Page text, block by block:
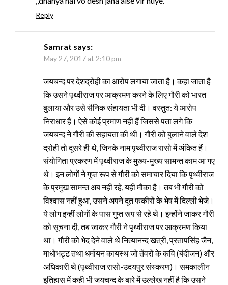
Reply
Samrat says:
May 27, 2017 at 2:10 pm
जयचन्द पर देशद्रोही का आरोप लगाया जाता है। कहा जाता है
कि उसने पृथ्वीराज पर आक्रमण करने के लिए गौरी को भारत
बुलाया और उसे सैनिक संहायता भी दी। वस्तुत: ये आरोप
निराधार हैं। ऐसे कोई प्रमाण नहीं हैं जिससे पता लगे कि
जयचन्द ने गौरी की सहायता की थी। गौरी को बुलाने वाले देश
द्रोही तो दूसरे ही थे, जिनके नाम पृथ्वीराज रासो में अंकित हैं।
संयोगिता प्रकरण में पृथ्वीराज के मुख्य-मुख्य सामन्त काम आ गए
थे। इन लोगों ने गुप्त रूप से गौरी को समाचार दिया कि पृथ्वीराज
के प्रमुख सामन्त अब नहीं रहे, यही मौका है। तब भी गौरी को
विश्वास नहीं हुआ, उसने अपने दूत फकीरों के भेष में दिल्ली भेजे।
ये लोग इन्हीं लोगों के पास गुप्त रूप से रहे थे। इन्होंने जाकर गौरी
को सूचना दी, तब जाकर गौरी ने पृथ्वीराज पर आक्रमण किया
था। गौरी को भेद देने वाले थे नित्यानन्द खत्री, प्रतापसिंह जैन,
माधोभट्ट तथा धर्मायन कायस्थ जो तेंवरों के कवि (बंदीजन) और
अधिकारी थे (पृथ्वीराज रासो-उदयपुर संस्करण)। समकालीन
इतिहास में कही भी जयचन्द के बारे में उल्लेख नहीं है कि उसने